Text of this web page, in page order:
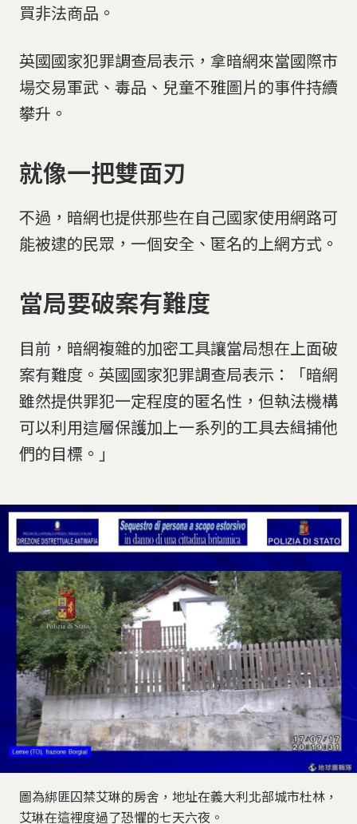
買非法商品。
英國國家犯罪調查局表示，拿暗網來當國際市
場交易軍武、毒品、兒童不雅圖片的事件持續
攀升。
就像一把雙面刃
不過，暗網也提供那些在自己國家使用網路可
能被逮的民眾，一個安全、匿名的上網方式。
當局要破案有難度
目前，暗網複雜的加密工具讓當局想在上面破
案有難度。英國國家犯罪調查局表示：「暗網
雖然提供罪犯一定程度的匿名性，但執法機構
可以利用這層保護加上一系列的工具去緝捕他
們的目標。」
圖為綁匪囚禁艾琳的房舍，地址在義大利北部城市杜林，
艾琳在這裡度過了恐懼的七天六夜。